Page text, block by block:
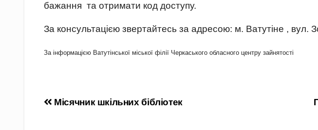
бажання та отримати код доступу.
За консультацією звертайтесь за адресою: м. Ватутіне ,
За інформацією Ватутінської міської філії Черкаського обласного центру зайнятості
Навігація
Місячник шкільних бібліотек